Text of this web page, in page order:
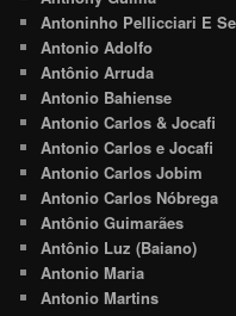
Antoninho Pellicciari E
Antonio Adolfo
Antônio Arruda
Antonio Bahiense
Antonio Carlos & Jocafi
Antonio Carlos e Jocafi
Antonio Carlos Jobim
Antonio Carlos Nóbrega
Antônio Guimarães
Antônio Luz (Baiano)
Antonio Maria
Antonio Martins